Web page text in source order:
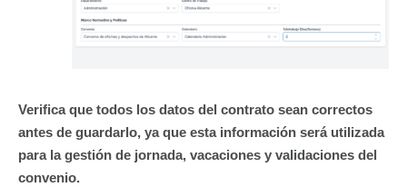
Verifica que todos los datos del contrato sean correctos
antes de guardarlo, ya que esta información será utilizada
para la gestión de jornada, vacaciones y validaciones del
convenio.